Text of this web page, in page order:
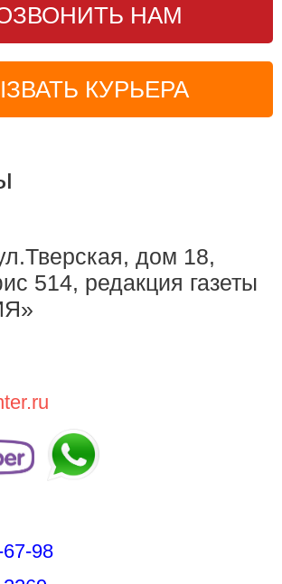
НАМ
КУРЬЕРА
дом 18,
514, редакция газеты
98